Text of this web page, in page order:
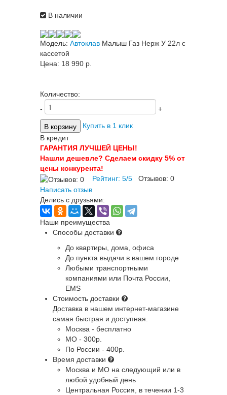
В наличии
Модель: Автоклав Малыш Газ Нерж У 22л с
кассетой
Цена: 18 990 p.
Количество:
-
+
Купить в 1 клик
В кредит
ГАРАНТИЯ ЛУЧШЕЙ ЦЕНЫ!
Нашли дешевле? Сделаем скидку 5% от
цены конкурента!
Рейтинг: 5/5 Отзывов: 0
Написать отзыв
Делись с друзьями:
Наши преимущества
Способы доставки
До квартиры, дома, офиса
До пункта выдачи в вашем городе
Любыми транспортными
компаниями или Почта России,
EMS
Стоимость доставки
Доставка в нашем интернет-магазине
самая быстрая и доступная.
Москва - бесплатно
МО - 300р.
По России - 400р.
Время доставки
Москва и МО на следующий или в
любой удобный день
Центральная Россия , в течении 1-3